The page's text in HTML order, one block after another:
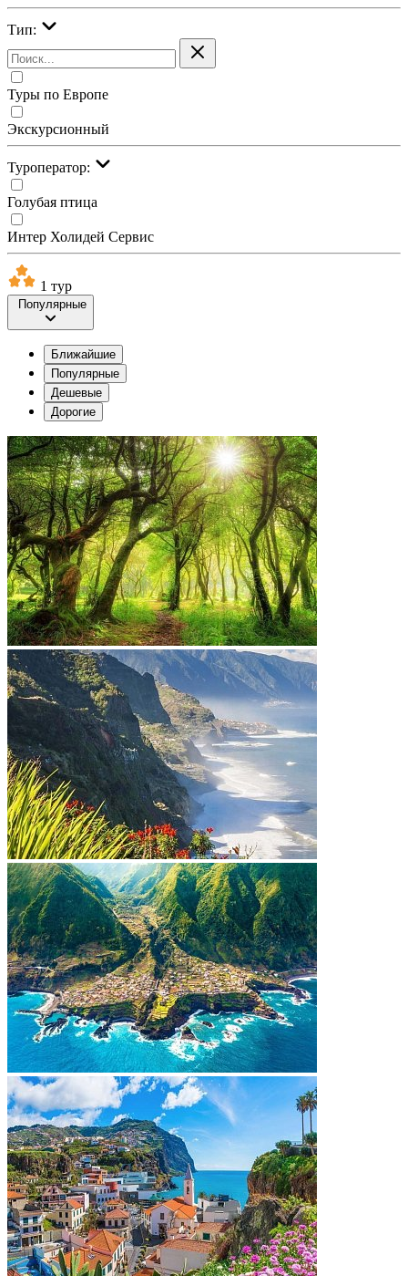
Тип:
Туры по Европе
Экскурсионный
Туроператор:
Голубая птица
Интер Холидей Сервис
1 тур
Популярные
Ближайшие
Популярные
Дешевые
Дорогие